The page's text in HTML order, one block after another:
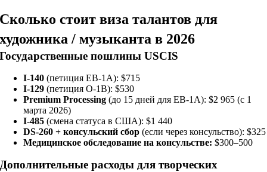
Сколько стоит виза талантов для
художника / музыканта в 2026
Государственные пошлины USCIS
I-140 (петиция EB-1A): $715
I-129 (петиция O-1B): $530
Premium Processing (до 15 дней для EB-1A): $2 965 (с 1
марта 2026)
I-485 (смена статуса в США): $1 440
DS-260 + консульский сбор (если через консульство): $325
Медицинское обследование на консульстве: $300–500
Дополнительные расходы для творческих